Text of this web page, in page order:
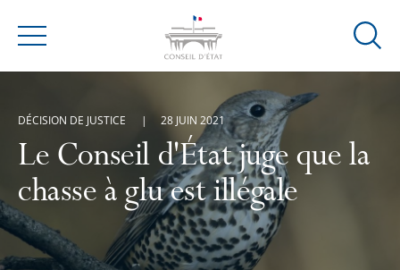
Menu
Ouvrir
Le Conseil d'État juge que la
chasse à glu est illégale
DÉCISION DE JUSTICE 28 JUIN 2021